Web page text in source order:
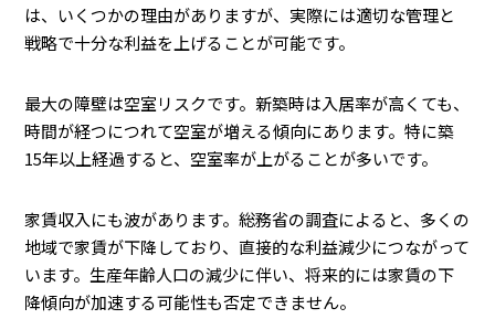
は、いくつかの理由がありますが、実際には適切な管理と
戦略で十分な利益を上げることが可能です。
最大の障壁は空室リスクです。新築時は入居率が高くても、
時間が経つにつれて空室が増える傾向にあります。特に築
15年以上経過すると、空室率が上がることが多いです。
家賃収入にも波があります。総務省の調査によると、多くの
地域で家賃が下降しており、直接的な利益減少につながって
います。生産年齢人口の減少に伴い、将来的には家賃の下
降傾向が加速する可能性も否定できません。